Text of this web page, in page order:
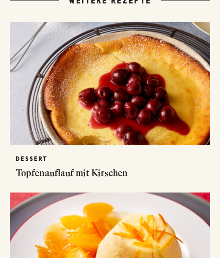
DESSERT
Topfenauflauf mit Kirschen